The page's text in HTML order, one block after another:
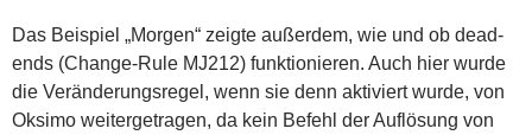
Das Beispiel „Morgen“ zeigte außerdem, wie und ob dead-
ends (Change-Rule MJ212) funktionieren. Auch hier wurde
die Veränderungsregel, wenn sie denn aktiviert wurde, von
Oksimo weitergetragen, da kein Befehl der Auflösung von